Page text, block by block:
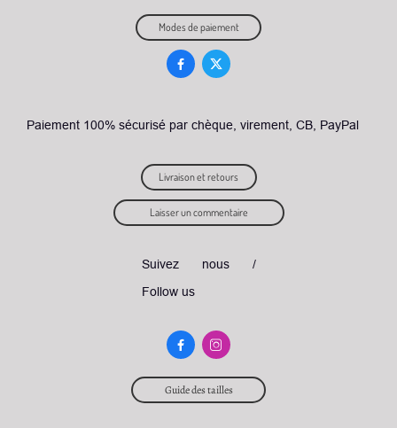
Modes de paiement
 
Paiement 100% sécurisé par chèque, virement, CB, PayPal
Livraison et retours
Laisser un commentaire
Suivez nous /
Follow us
 
Guide des tailles